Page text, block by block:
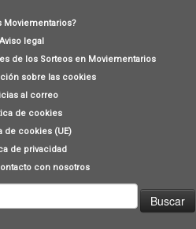
Moviementarios?
Aviso legal
de los Sorteos en Moviementarios
sobre las cookies
al correo
de cookies
de cookies (UE)
de privacidad
con nosotros